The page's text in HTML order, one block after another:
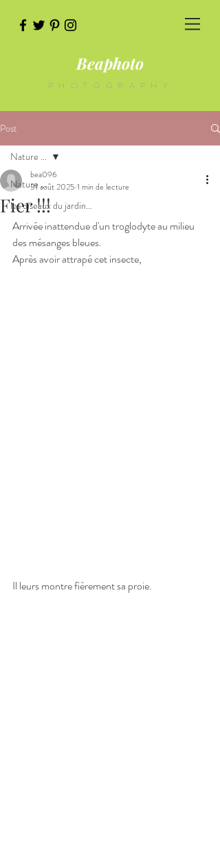
Beaphoto
PHOTOGRAPHY
Post
Nature ...
les oiseaux du jardin...
Nature ...
Fier !!!
bea096
31 août 2025 1 min de lecture
Arrivée inattendue d'un troglodyte au milieu
des mésanges bleues.
Après avoir attrapé cet insecte,
Il leurs montre fièrement sa proie.